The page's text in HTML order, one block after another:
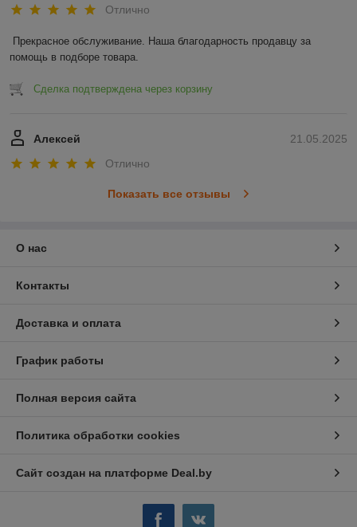
Отлично
Прекрасное обслуживание. Наша благодарность продавцу за
помощь в подборе товара.
Сделка подтверждена через корзину
21.05.2025
Алексей
Отлично
Показать все отзывы
О нас
Контакты
Доставка и оплата
График работы
Полная версия сайта
Политика обработки cookies
Сайт создан на платформе Deal.by